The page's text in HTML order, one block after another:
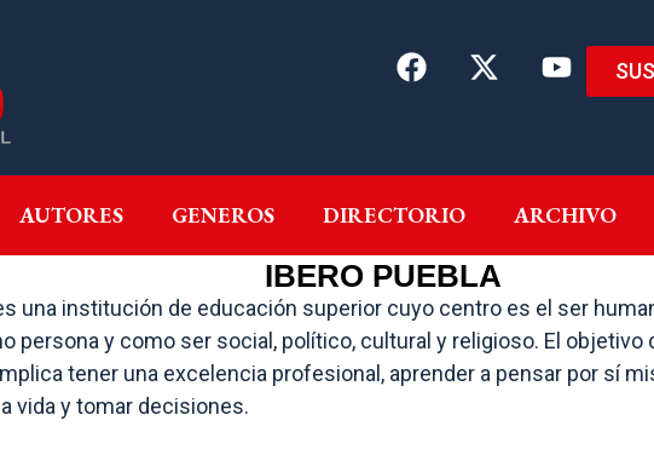
AUTORES GENEROS DIRECTORIO ARCHIVO
GENEROS DIRECTORIO
IBERO PUEBLA
una institución de educación superior cuyo centro es el ser
persona y como ser social, político, cultural y religioso. El
tener una excelencia profesional, aprender a pensar por sí
vida y tomar decisiones.